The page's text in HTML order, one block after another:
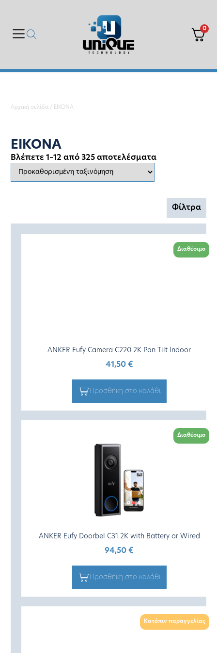
0
Αρχική σελίδα / ΕΙΚΟΝΑ
ΕΙΚΟΝΑ
Βλέπετε 1–12 από 325 αποτελέσματα
Φίλτρα
Διαθέσιμο
ANKER Eufy Camera C220 2K Pan Tilt Indoor
41,50 €
Προσθήκη στο καλάθι
Διαθέσιμο
ANKER Eufy Doorbel C31 2K with Battery or Wired
94,50 €
Προσθήκη στο καλάθι
Κατόπιν παραγγελίας